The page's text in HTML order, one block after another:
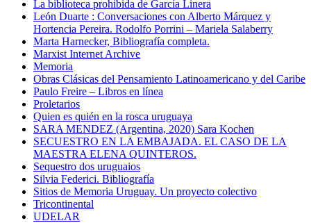
La biblioteca prohibida de García Linera
León Duarte : Conversaciones con Alberto Márquez y
Hortencia Pereira. Rodolfo Porrini – Mariela Salaberry
Marta Harnecker, Bibliografía completa.
Marxist Internet Archive
Memoria
Obras Clásicas del Pensamiento Latinoamericano y del Caribe
Paulo Freire – Libros en línea
Proletarios
Quien es quién en la rosca uruguaya
SARA MENDEZ (Argentina, 2020) Sara Kochen
SECUESTRO EN LA EMBAJADA. EL CASO DE LA
MAESTRA ELENA QUINTEROS.
Sequestro dos uruguaios
Silvia Federici. Bibliografía
Sitios de Memoria Uruguay. Un proyecto colectivo
Tricontinental
UDELAR